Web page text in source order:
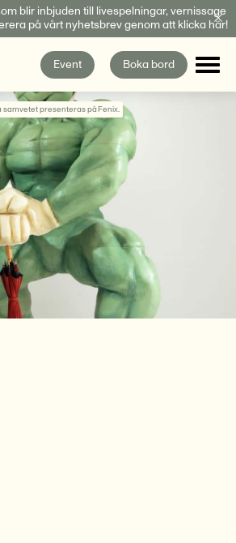
blir inbjuden till livespelningar, vernissage
på vårt nyhetsbrev genom att klicka här!
Event Boka bord
samvetet presenteras på Fenix.